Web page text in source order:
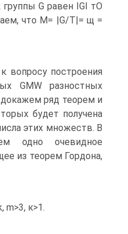
группы G равен IGI тО
что М= |G/T|= щ =
вопросу построения
GMW разностных
ряд теорем и
будет получена
этих множеств. В
одно очевидное
из теорем Гордона,
m>3, к>1.